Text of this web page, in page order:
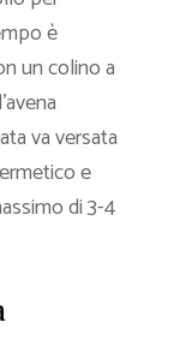
è
un colino a
va versata
e
di 3-4